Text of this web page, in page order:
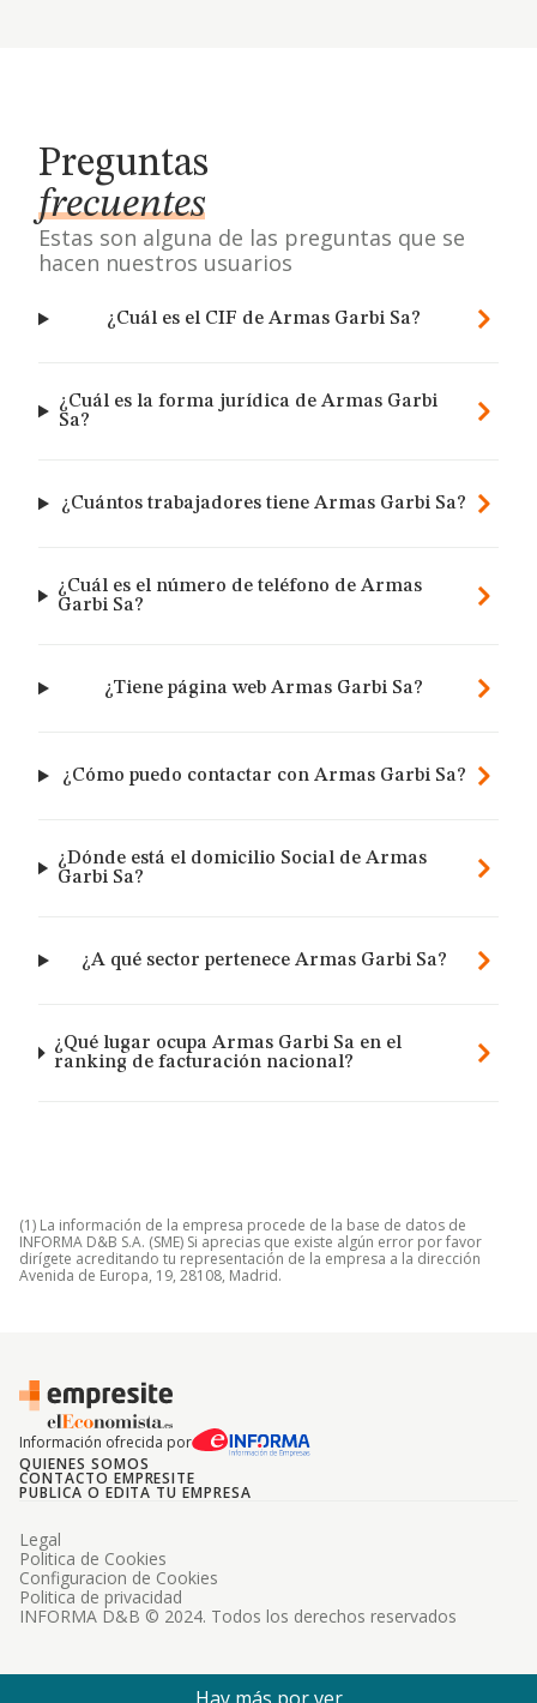
Preguntas
frecuentes
Estas son alguna de las preguntas que se
hacen nuestros usuarios
¿Cuál es el CIF de Armas Garbi Sa?
¿Cuál es la forma jurídica de Armas Garbi
Sa?
¿Cuántos trabajadores tiene Armas Garbi Sa?
¿Cuál es el número de teléfono de Armas
Garbi Sa?
¿Tiene página web Armas Garbi Sa?
¿Cómo puedo contactar con Armas Garbi Sa?
¿Dónde está el domicilio Social de Armas
Garbi Sa?
¿A qué sector pertenece Armas Garbi Sa?
¿Qué lugar ocupa Armas Garbi Sa en el
ranking de facturación nacional?
(1) La información de la empresa procede de la base de datos de
INFORMA D&B S.A. (SME) Si aprecias que existe algún error por favor
dirígete acreditando tu representación de la empresa a la dirección
Avenida de Europa, 19, 28108, Madrid.
Información ofrecida por
QUIENES SOMOS
CONTACTO EMPRESITE
PUBLICA O EDITA TU EMPRESA
INFORMA D&B © 2024. Todos los derechos reservados
Legal
Politica de Cookies
Configuracion de Cookies
Politica de privacidad